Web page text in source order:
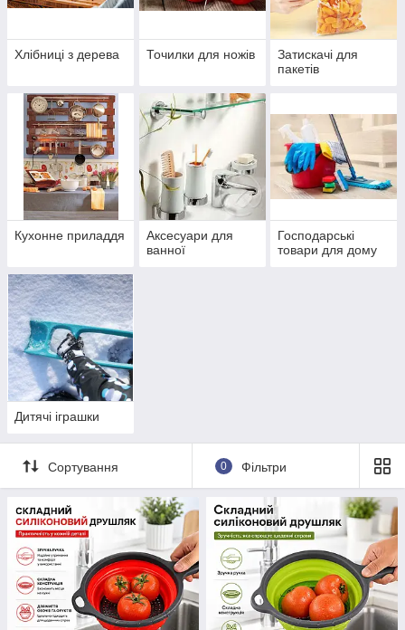
Best Home Goods - це онлайн магазин товарів для дому з
десятками корисних гаджетів, пристосувань та дрібниць для
вашого комфорту та затишку. У каталозі зібрані корисні та
прибирання та дозвілля.
Все, за чим зазвичай доводиться їхати в гіпермаркет за місто,
є онлайн на нашому сайті. Плюс – ціни у нас нижчі.
Замовляйте товари для дому дешево в Best Home Goods!
Хлібниці з дерева Точилки для ножів
Затискачі для
пакетів
Кухонне приладдя
Аксесуари для
ванної
Господарські
товари для дому
Дитячі іграшки
Сортування 0 Фільтри